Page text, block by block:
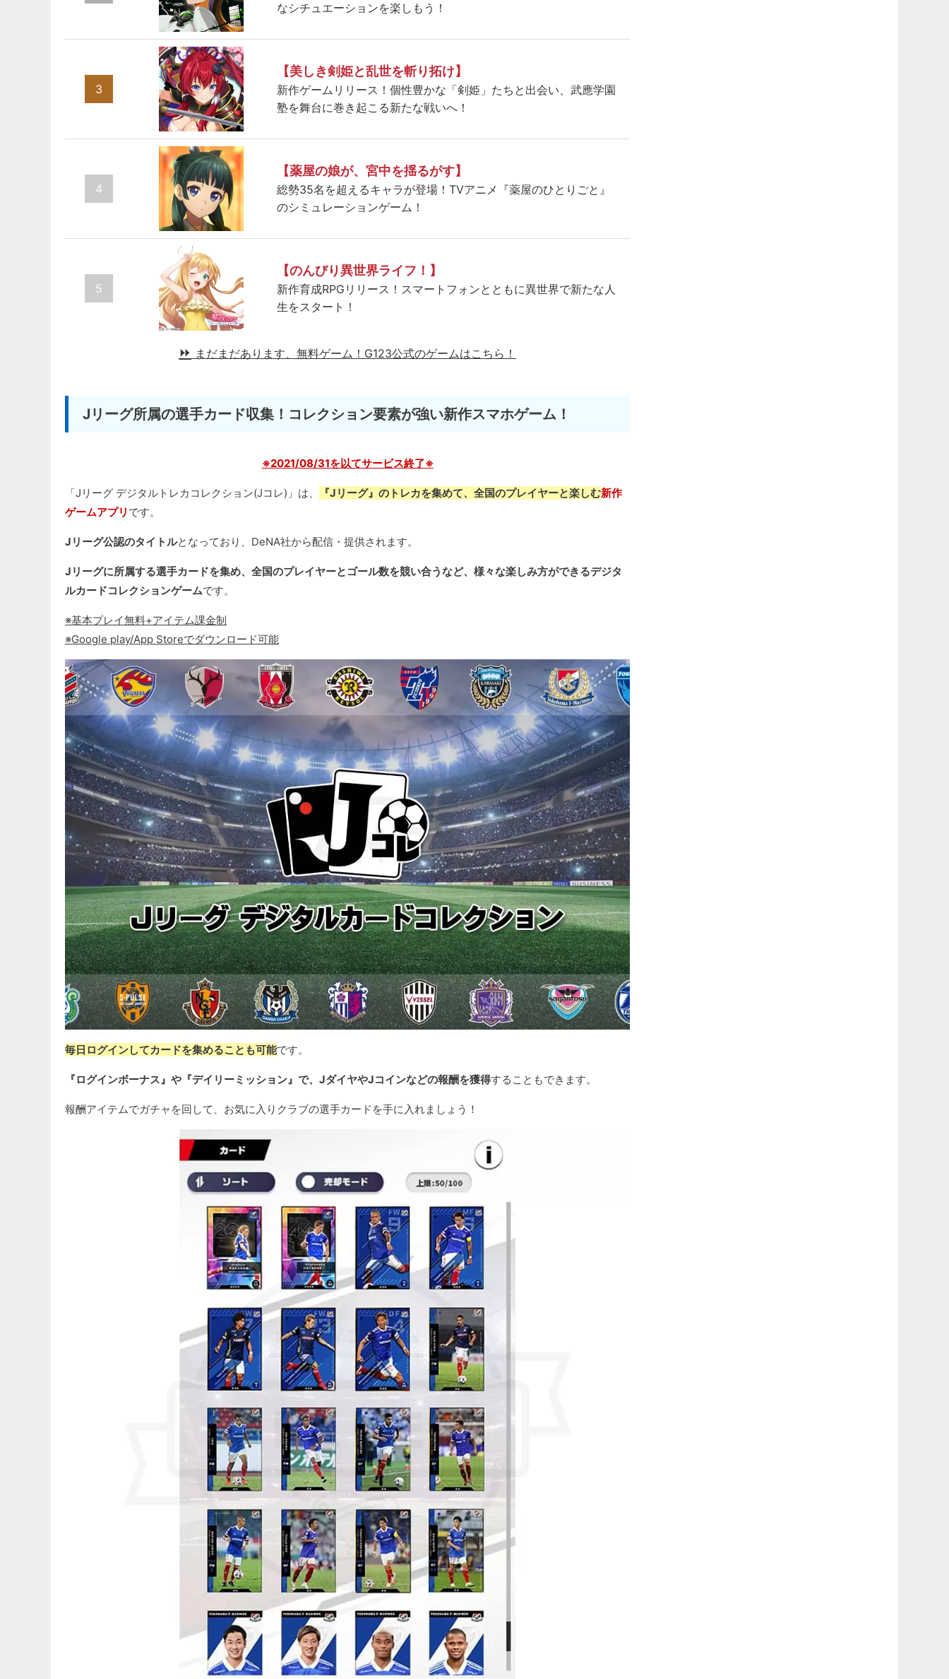
なシチュエーションを楽しもう！
3
【美しき剣姫と乱世を斬り拓け】
新作ゲームリリース！個性豊かな「剣姫」たちと出会い、武應学園
塾を舞台に巻き起こる新たな戦いへ！
4
【薬屋の娘が、宮中を揺るがす】
総勢35名を超えるキャラが登場！TVアニメ『薬屋のひとりごと』
のシミュレーションゲーム！
5
【のんびり異世界ライフ！】
新作育成RPGリリース！スマートフォンとともに異世界で新たな人
生をスタート！
まだまだあります、無料ゲーム！ G123公式のゲームはこちら！
Jリーグ所属の選手カード収集！コレクション要素が強い新作スマホゲーム！
※2021/08/31を以てサービス終了※
「Jリーグ デジタルトレカコレクション(Jコレ)」は、 『Jリーグ』のトレカを集めて、全国のプレイヤーと楽しむ新作
ゲームアプリ です。
Jリーグ公認のタイトルとなっており、DeNA社から配信・提供されます。
Jリーグに所属する選手カードを集め、全国のプレイヤーとゴール数を競い合うなど、様々な楽しみ方ができるデジタ
ルカードコレクションゲームです。
※基本プレイ無料+アイテム課金制
※Google play/App Storeでダウンロード可能
毎日ログインしてカードを集めることも可能です。
『ログインボーナス』や『デイリーミッション』で、JダイヤやJコインなどの報酬を獲得することもできます。
報酬アイテムでガチャを回して、お気に入りクラブの選手カードを手に入れましょう！